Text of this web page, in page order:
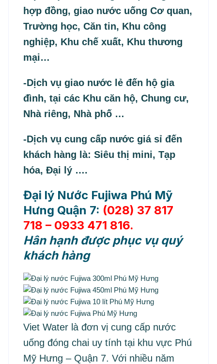
hợp đồng, giao nước uống Cơ quan,
Trường học, Căn tin, Khu công
nghiệp, Khu chế xuất, Khu thương
mại…
-Dịch vụ giao nước lẻ đến hộ gia
đình, tại các Khu căn hộ, Chung cư,
Nhà riêng, Nhà phố …
-Dịch vụ cung cấp nước giá sỉ đến
khách hàng là: Siêu thị mini, Tạp
hóa, Đại lý ….
Đại lý Nước Fujiwa Phú Mỹ
Hưng Quận 7: (028) 37 817
718 – 0933 471 816.
Hân hạnh được phục vụ quý
khách hàng
Viet Water là đơn vị cung cấp nước
uống đóng chai uy tính tại khu vực Phú
Mỹ Hưng – Quận 7. Với nhiều năm